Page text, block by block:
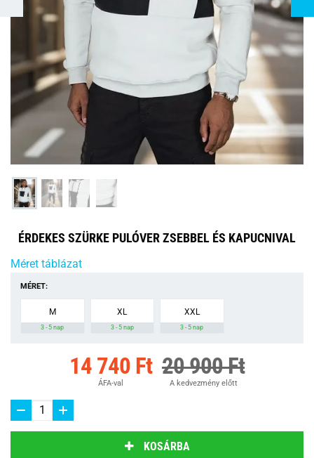
ÉRDEKES SZÜRKE PULÓVER ZSEBBEL ÉS KAPUCNIVAL
Méret táblázat
MÉRET:
M
3 - 5 nap
XL
3 - 5 nap
XXL
3 - 5 nap
14 740 Ft
ÁFA-val
20 900 Ft
A kedvezmény előtt
KOSÁRBA